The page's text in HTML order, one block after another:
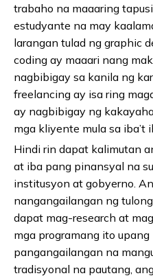
trabaho na maaaring
estudyante na may
larangan tulad ng graphic
coding ay maaari nang
nagbibigay sa kanila ng
freelancing ay isa ring
ay nagbibigay ng
mga kliyente mula sa iba’t
Hindi rin dapat kalimutan
at iba pang pinansyal na
institusyon at gobyerno.
nangangailangan ng
dapat mag-research at
mga programang ito
pangangailangan na
tradisyonal na pautang,